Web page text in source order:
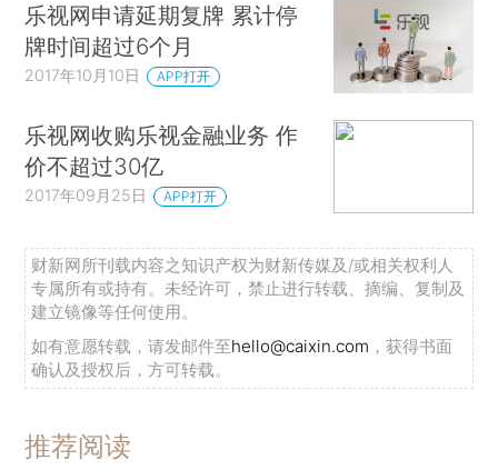
乐视网申请延期复牌 累计停
牌时间超过6个月
2017年10月10日 APP打开
乐视网收购乐视金融业务 作
价不超过30亿
2017年09月25日 APP打开
财新网所刊载内容之知识产权为财新传媒及/或相关权利人
专属所有或持有。未经许可，禁止进行转载、摘编、复制及
建立镜像等任何使用。
如有意愿转载，请发邮件至hello@caixin.com ，获得书面
确认及授权后，方可转载。
推荐阅读